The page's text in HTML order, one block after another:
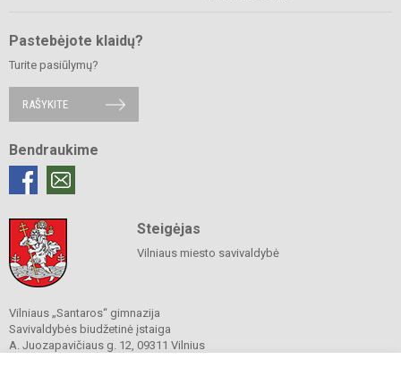
Pastebėjote klaidų?
Turite pasiūlymų?
RAŠYKITE
Bendraukime
Steigėjas
Vilniaus miesto savivaldybė
Vilniaus „Santaros“ gimnazija
Savivaldybės biudžetinė įstaiga
A. Juozapavičiaus g. 12, 09311 Vilnius